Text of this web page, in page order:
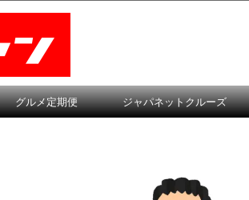
グルメ定期便 ジャパネットクルーズ